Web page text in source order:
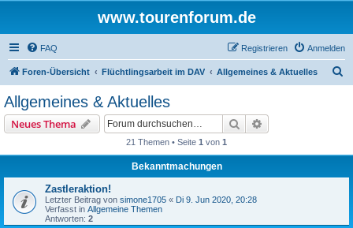
www.tourenforum.de
FAQ Anmelden
Registrieren
Foren-Übersicht Flüchtlingsarbeit im DAV Allgemeines & Aktuelles
Allgemeines & Aktuelles
Neues Thema Suche
21 Themen • Seite 1 von 1
Bekanntmachungen
Zastleraktion!
Letzter Beitrag von simone1705 « Di 9. Jun 2020, 20:28
Verfasst in Allgemeine Themen
Antworten: 2